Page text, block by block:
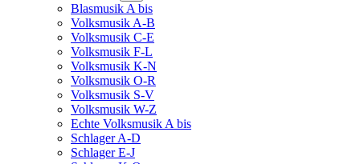
Blasmusik A bis
Volksmusik A-B
Volksmusik C-E
Volksmusik F-L
Volksmusik K-N
Volksmusik O-R
Volksmusik S-V
Volksmusik W-Z
Echte Volksmusik A bis
Schlager A-D
Schlager E-J